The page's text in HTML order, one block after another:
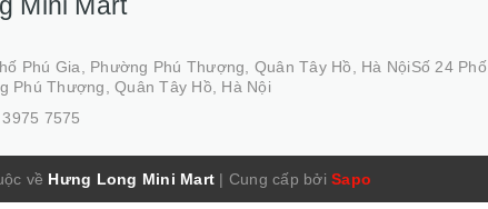
Phú Gia, Phường Phú Thượng, Quân Tây Hồ, Hà NộiSố 24 Phố
Phú Thượng, Quân Tây Hồ, Hà Nội
7575
về Hưng Long Mini Mart | Cung cấp bởi Sapo